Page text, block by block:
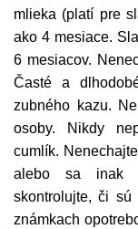
mlieka (platí pre
ako 4 mesiace.
6 mesiacov.
Časté a
zubného kazu.
osoby. Nikdy
cumlík.
alebo sa inak
skontrolujte, či
známkach